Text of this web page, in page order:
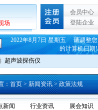
场
会员中心
登陆企业
2022年8月7日 星期五 请调整您
的计算机日期!
超声波探伤仪
：首页> 新闻资讯 > 政策法规
新闻 行业资讯 展会知识